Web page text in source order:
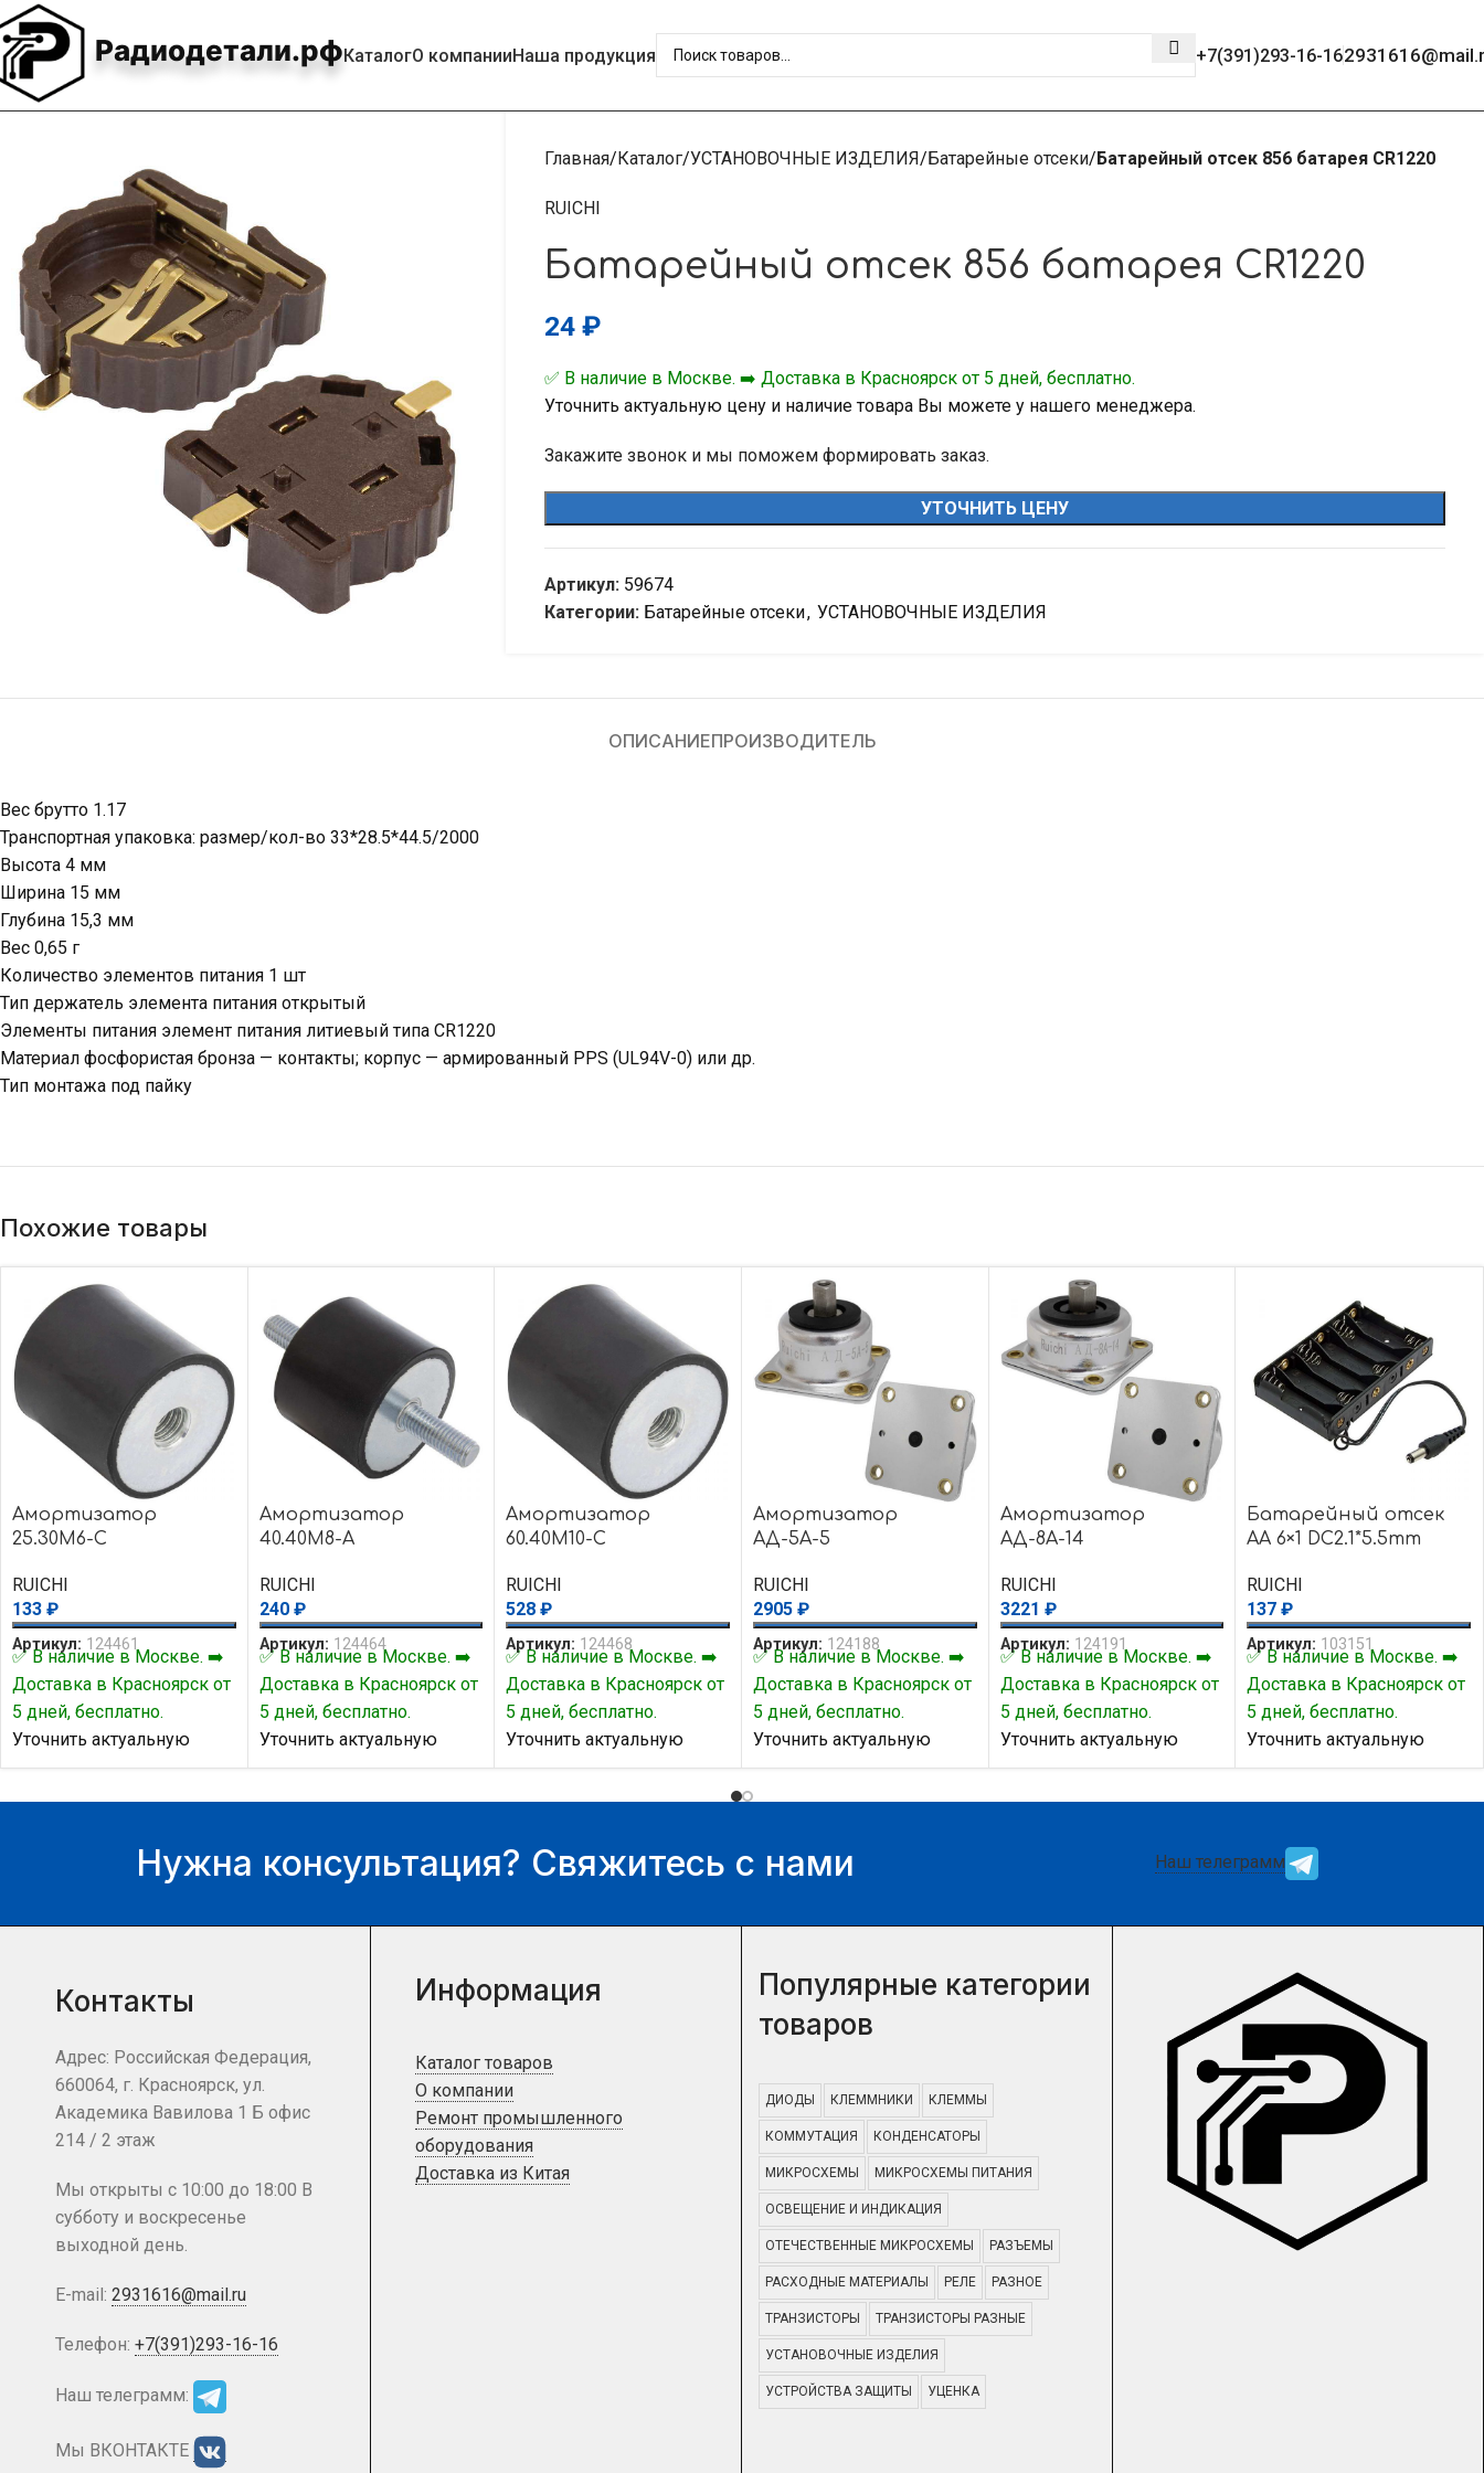
Радиодетали.рфКаталогО компанииНаша продукция +7(391)293-16-16
Главная Каталог УСТАНОВОЧНЫЕ ИЗДЕЛИЯ Батарейные отсеки Батарейный отсек 856 батарея CR1220
RUICHI
Батарейный отсек 856 батарея CR1220
24 ₽
✅ В наличие в Москве. ➡️ Доставка в Красноярск от 5 дней, бесплатно.
Уточнить актуальную цену и наличие товара Вы можете у нашего менеджера.
Закажите звонок и мы поможем формировать заказ.
УТОЧНИТЬ ЦЕНУ
Артикул: 59674
Категории: Батарейные отсеки, УСТАНОВОЧНЫЕ ИЗДЕЛИЯ
ОПИСАНИЕПРОИЗВОДИТЕЛЬ
Вес брутто 1.17
Транспортная упаковка: размер/кол-во 33*28.5*44.5/2000
Высота 4 мм
Ширина 15 мм
Глубина 15,3 мм
Вес 0,65 г
Количество элементов питания 1 шт
Тип держатель элемента питания открытый
Элементы питания элемент питания литиевый типа CR1220
Материал фосфористая бронза — контакты; корпус — армированный PPS (UL94V-0) или др.
Тип монтажа под пайку
Похожие товары
Амортизатор
25.30M6-C
RUICHI
133 ₽
Артикул: 124461
✅ В наличие в Москве. ➡️
Доставка в Красноярск от
5 дней, бесплатно.
Уточнить актуальную
цену и наличие товара Вы
Амортизатор
40.40M8-А
RUICHI
240 ₽
Артикул: 124464
✅ В наличие в Москве. ➡️
Доставка в Красноярск от
5 дней, бесплатно.
Уточнить актуальную
цену и наличие товара Вы
Амортизатор
60.40M10-C
RUICHI
528₽
Артикул: 124468
✅ В наличие в Москве. ➡️
Доставка в Красноярск от
5 дней, бесплатно.
Уточнить актуальную
цену и наличие товара Вы
Амортизатор
АД-5А-5
RUICHI
2905 ₽
Артикул: 124188
✅ В наличие в Москве. ➡️
Доставка в Красноярск от
5 дней, бесплатно.
Уточнить актуальную
цену и наличие товара Вы
можете у нашего
Амортизатор
АД-8А-14
RUICHI
3221 ₽
Артикул: 124191
✅ В наличие в Москве. ➡️
Доставка в Красноярск от
5 дней, бесплатно.
Уточнить актуальную
цену и наличие товара Вы
Батарейный отсек
AA 6×1 DC2.1*5.5mm
RUICHI
137₽
Артикул: 103151
✅ В наличие в Москве. ➡️
Доставка в Красноярск от
5 дней, бесплатно.
Уточнить актуальную
цену и наличие товара Вы
Нужна консультация? Свяжитесь с нами Наш телеграмм
Контакты
Адрес: Российская Федерация,
660064, г. Красноярск, ул.
Академика Вавилова 1 Б офис
214 / 2 этаж
Мы открыты с 10:00 до 18:00 В
субботу и воскресенье
выходной день.
E-mail: 2931616@mail.ru
Телефон: +7(391)293-16-16
Наш телеграмм:
Мы ВКОНТАКТЕ
Информация
Каталог товаров
О компании
Ремонт промышленного
оборудования
Доставка из Китая
Популярные категории
товаров
ДИОДЫ КЛЕММНИКИ КЛЕММЫ
КОММУТАЦИЯ КОНДЕНСАТОРЫ
МИКРОСХЕМЫ МИКРОСХЕМЫ ПИТАНИЯ
ОСВЕЩЕНИЕ И ИНДИКАЦИЯ
ОТЕЧЕСТВЕННЫЕ МИКРОСХЕМЫ РАЗЪЕМЫ
РАСХОДНЫЕ МАТЕРИАЛЫ РЕЛЕ РАЗНОЕ
ТРАНЗИСТОРЫ ТРАНЗИСТОРЫ РАЗНЫЕ
УСТАНОВОЧНЫЕ ИЗДЕЛИЯ
УСТРОЙСТВА ЗАЩИТЫ УЦЕНКА